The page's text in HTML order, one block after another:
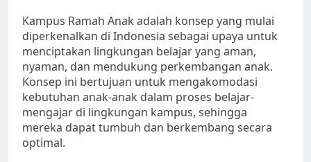
Kampus Ramah Anak adalah konsep yang mulai
diperkenalkan di Indonesia sebagai upaya untuk
menciptakan lingkungan belajar yang aman,
nyaman, dan mendukung perkembangan anak.
Konsep ini bertujuan untuk mengakomodasi
kebutuhan anak-anak dalam proses belajar-
mengajar di lingkungan kampus, sehingga
mereka dapat tumbuh dan berkembang secara
optimal.